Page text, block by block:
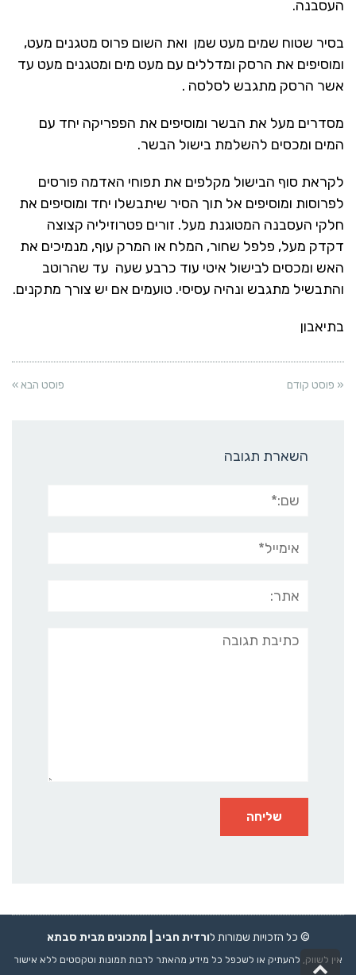
העסבנה.
בסיר שטוח שמים מעט שמן ואת השום פרוס מטגנים מעט,
ומוסיפים את הרסק ומדללים עם מעט מים ומטגנים מעט עד
אשר הרסק מתגבש לסלסה .
מסדרים מעל את הבשר ומוסיפים את הפפריקה יחד עם
המים ומכסים להשלמת בישול הבשר.
לקראת סוף הבישול מקלפים את תפוחי האדמה פורסים
לפרוסות ומוסיפים אל תוך הסיר שיתבשלו יחד ומוסיפים את
חלקי העסבנה המטוגנת מעל. זורים פטרוזיליה קצוצה
דקדק מעל, פלפל שחור, המלח או המרק עוף, מנמיכים את
האש ומכסים לבישול איטי עוד כרבע שעה עד שהרוטב
והתבשיל מתגבש ונהיה עסיסי. טועמים אם יש צורך מתקנים.
בתיאבון
« פוסט קודם פוסט הבא »
השארת תגובה
אימייל*
תגובה
© כל הזכויות שמורות לורדית חביב | מתכונים מבית סבתא
אין לשווק, להעתיק או לשכפל כל מידע מהאתר לרבות תמונות וטקסטים ללא אישור
גלילה